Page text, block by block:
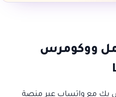
ووكومرس
بك مع واتساب عبر منصة